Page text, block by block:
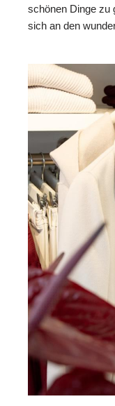
schönen Dinge zu
sich an den